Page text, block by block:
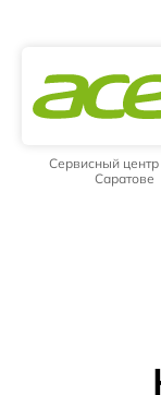
Сервисный центр
Саратове